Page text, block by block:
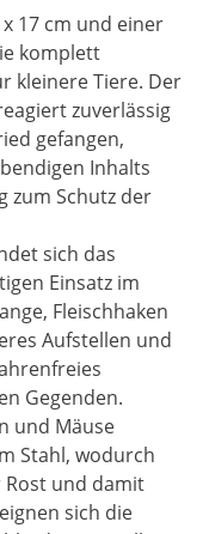
17 cm und einer
komplett
kleinere Tiere. Der
zuverlässig
gefangen,
Inhalts
zum Schutz der
sich das
Einsatz im
Fleischhaken
Aufstellen und
Gegenden.
und Mäuse
Stahl, wodurch
und damit
sich die